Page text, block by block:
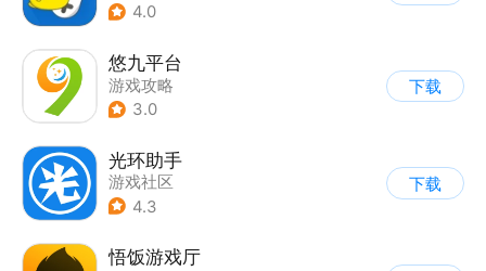
4.0
悠九平台
游戏攻略
3.0
下载
光环助手
游戏社区
4.3
下载
悟饭游戏厅